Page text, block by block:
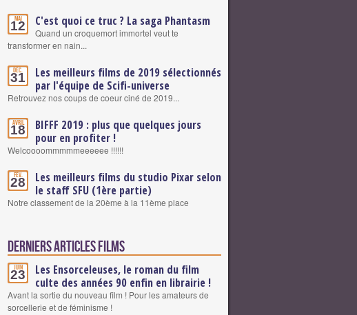
Mai
12 C'est quoi ce truc ? La saga Phantasm
Quand un croquemort immortel veut te
transformer en nain...
Déc.
31
Les meilleurs films de 2019 sélectionnés
par l'équipe de Scifi-universe
Retrouvez nos coups de coeur ciné de 2019...
Avril
18
BIFFF 2019 : plus que quelques jours
pour en profiter !
Welcoooommmmmeeeeee !!!!!!
Fév.
28
Les meilleurs films du studio Pixar selon
le staff SFU (1ère partie)
Notre classement de la 20ème à la 11ème place
Derniers articles Films
Juin
23
Les Ensorceleuses, le roman du film
culte des années 90 enfin en librairie !
Avant la sortie du nouveau film ! Pour les amateurs de
sorcellerie et de féminisme !